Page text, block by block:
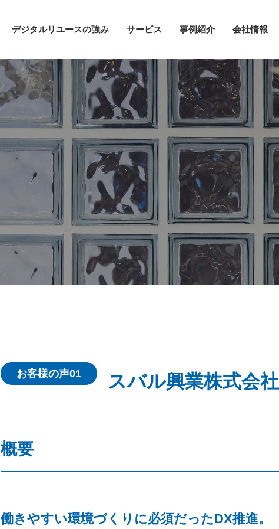
デジタルリユースの強み サービス 事例紹介 会社情報
お客様の声01 スバル興業株式会社
概要
働きやすい環境づくりに必須だったDX推進。